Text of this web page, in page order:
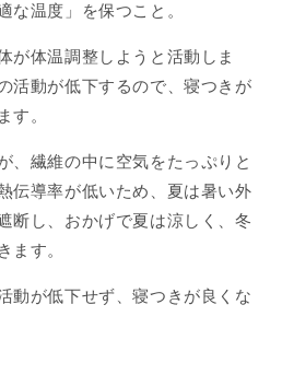
な温度」を保つこと。
が体温調整しようと活動しま
活動が低下するので、寝つきが
す。
、繊維の中に空気をたっぷりと
伝導率が低いため、夏は暑い外
断し、おかげで夏は涼しく、冬
ます。
動が低下せず、寝つきが良くな